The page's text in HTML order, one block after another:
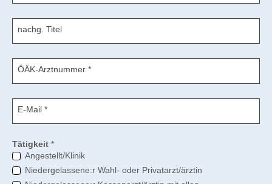
nachg. Titel
ÖÄK-Arztnummer *
E-Mail *
Tätigkeit *
Angestellt/Klinik
Niedergelassene:r Wahl- oder Privatarzt/ärztin